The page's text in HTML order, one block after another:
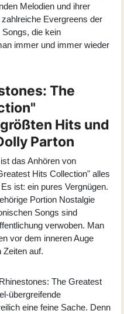
Melodien und ihrer
Evergreens der
die kein
immer und immer wieder
The
Hits und
Parton
das Anhören von
Hits Collection" alles
ist: ein pures Vergnügen.
Portion Nostalgie
Songs sind
verwoben. Man
vor dem inneren Auge
Zeiten auf.
The Greatest
übergreifende
eine feine Sache. Denn